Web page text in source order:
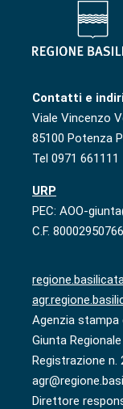
Contatti e
Viale Vincenzo
85100 Potenza
Tel 0971 661111
URP
PEC: AOO-
C.F. 80002950766
Agenzia stampa
Giunta
Registrazione n.
Direttore